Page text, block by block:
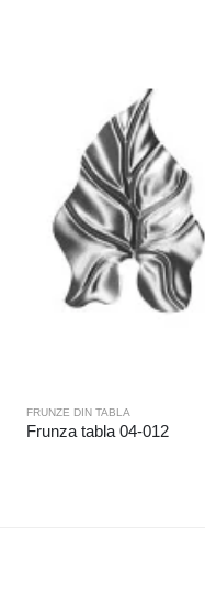
FRUNZE DIN TABLA
Frunza tabla 04-012